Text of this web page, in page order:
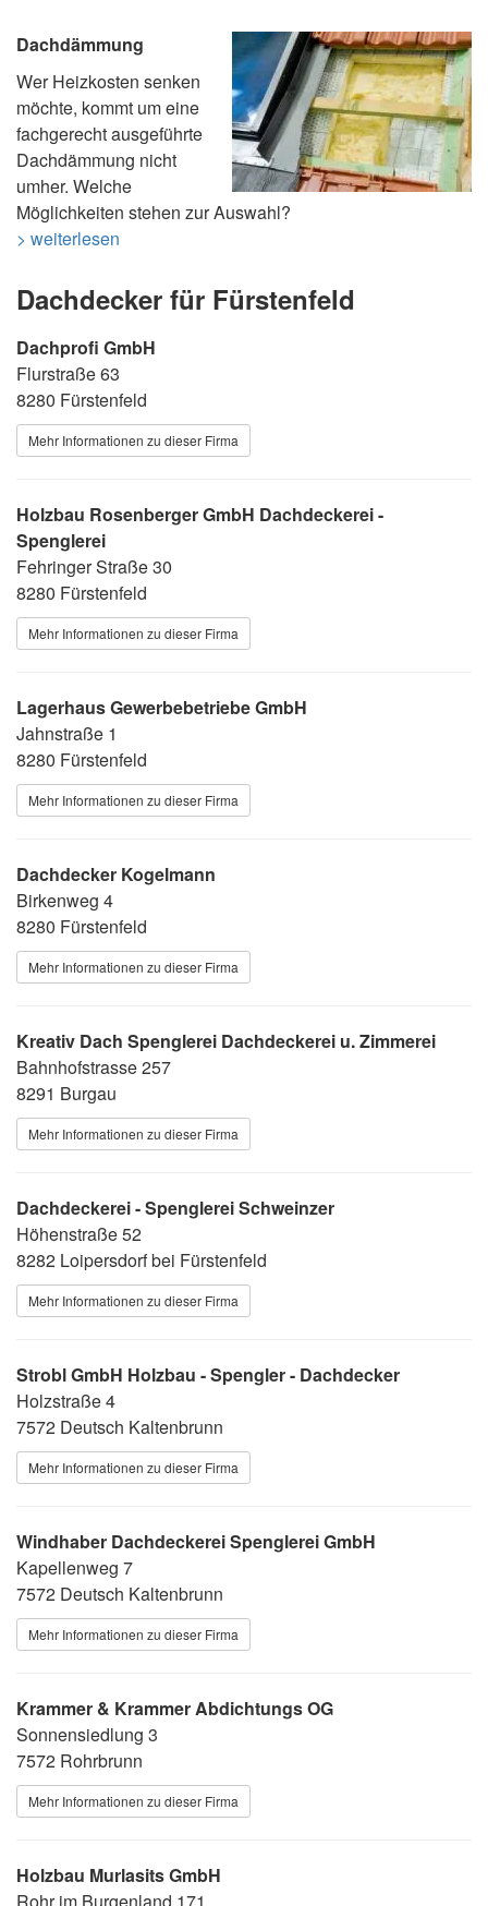
Dachdämmung
Wer Heizkosten senken
möchte, kommt um eine
fachgerecht ausgeführte
Dachdämmung nicht
umher. Welche
Möglichkeiten stehen zur Auswahl?
> weiterlesen
Dachdecker für Fürstenfeld
Dachprofi GmbH
Flurstraße 63
8280 Fürstenfeld
Mehr Informationen zu dieser Firma
Holzbau Rosenberger GmbH Dachdeckerei -
Spenglerei
Fehringer Straße 30
8280 Fürstenfeld
Mehr Informationen zu dieser Firma
Lagerhaus Gewerbebetriebe GmbH
Jahnstraße 1
8280 Fürstenfeld
Mehr Informationen zu dieser Firma
Dachdecker Kogelmann
Birkenweg 4
8280 Fürstenfeld
Mehr Informationen zu dieser Firma
Kreativ Dach Spenglerei Dachdeckerei u. Zimmerei
Bahnhofstrasse 257
8291 Burgau
Mehr Informationen zu dieser Firma
Dachdeckerei - Spenglerei Schweinzer
Höhenstraße 52
8282 Loipersdorf bei Fürstenfeld
Mehr Informationen zu dieser Firma
Strobl GmbH Holzbau - Spengler - Dachdecker
Holzstraße 4
7572 Deutsch Kaltenbrunn
Mehr Informationen zu dieser Firma
Windhaber Dachdeckerei Spenglerei GmbH
Kapellenweg 7
7572 Deutsch Kaltenbrunn
Mehr Informationen zu dieser Firma
Krammer & Krammer Abdichtungs OG
Sonnensiedlung 3
7572 Rohrbrunn
Mehr Informationen zu dieser Firma
Holzbau Murlasits GmbH